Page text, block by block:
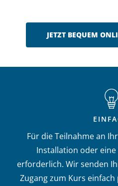
JETZT BEQUEM
Für die Teilnahme an
Installation oder
erforderlich. Wir senden
Zugang zum Kurs einfach